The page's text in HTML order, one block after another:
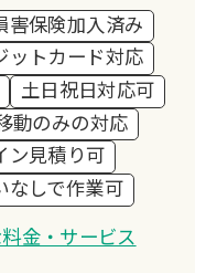
害保険加入済み
ットカード対応
土日祝日対応可
動のみの対応
ン見積り可
なしで作業可
金・サービス